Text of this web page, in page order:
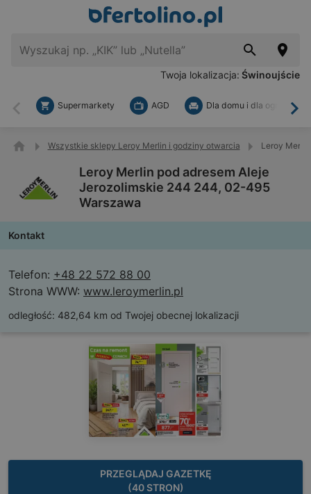
Twoja lokalizacja: Świnoujście
Wstecz
Supermarkety AGD Dla domu i dla ogrodu
Wszystkie sklepy Leroy Merlin i godziny otwarcia Leroy
Leroy Merlin pod adresem Aleje
Jerozolimskie 244 244, 02-495
Warszawa
Kontakt
Telefon: +48 22 572 88 00
Strona WWW: www.leroymerlin.pl
odległość: 482,64 km od Twojej obecnej lokalizacji
PRZEGLĄDAJ GAZETKĘ
(40 STRON)